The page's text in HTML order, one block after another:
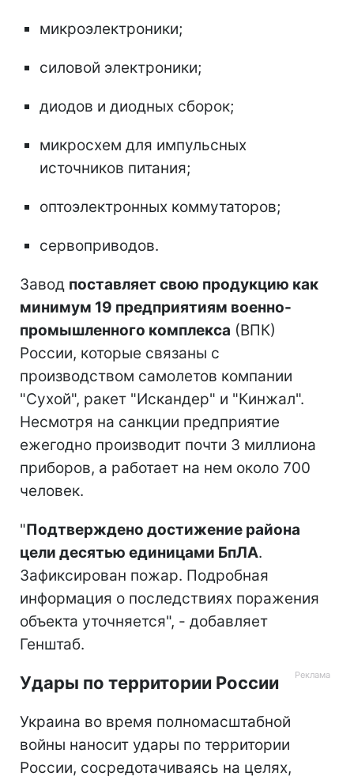
микроэлектроники;
силовой электроники;
диодов и диодных сборок;
микросхем для импульсных
источников питания;
оптоэлектронных коммутаторов;
сервоприводов.
Завод поставляет свою продукцию как
минимум 19 предприятиям военно-
промышленного комплекса (ВПК)
России, которые связаны с
производством самолетов компании
"Сухой", ракет "Искандер" и "Кинжал".
Несмотря на санкции предприятие
ежегодно производит почти 3 миллиона
приборов, а работает на нем около 700
человек.
"Подтверждено достижение района
цели десятью единицами БпЛА.
Зафиксирован пожар. Подробная
информация о последствиях поражения
объекта уточняется", - добавляет
Генштаб.
Удары по территории России
Украина во время полномасштабной
войны наносит удары по территории
России, сосредотачиваясь на целях,